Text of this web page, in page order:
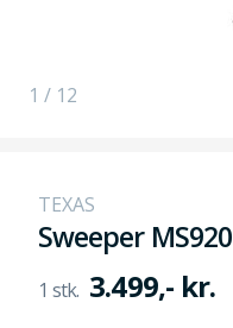
1 / 12
TEXAS
Sweeper MS920
3.499,- kr.